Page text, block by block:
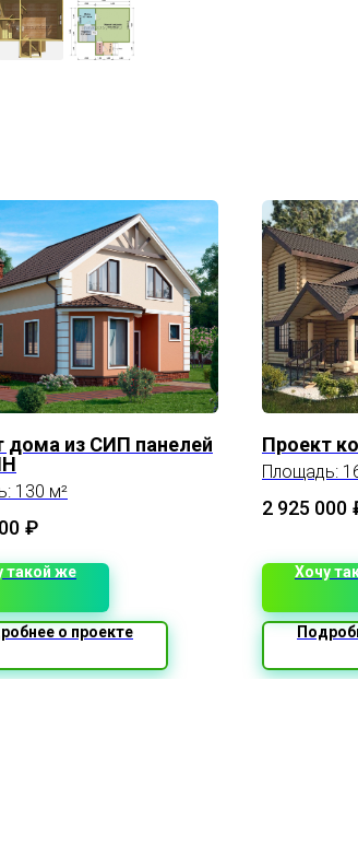
дома из СИП панелей
130 м²
₽
такой же
о проекте
Проект
Площадь:
2 925 000
Хочу